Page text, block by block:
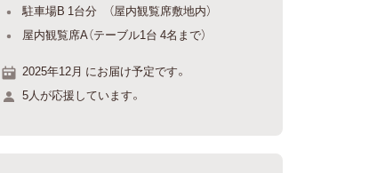
駐車場B 1台分 （屋内観覧席敷地内）
屋内観覧席A（テーブル1台 4名まで）
2025年12月 にお届け予定です。
5人が応援しています。